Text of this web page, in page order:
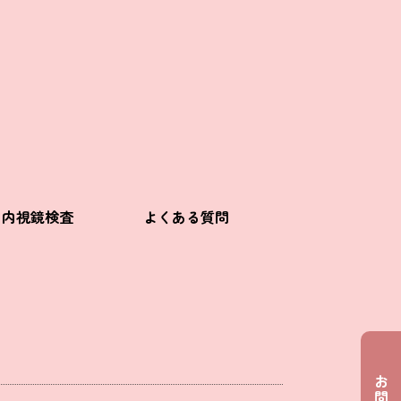
内視鏡検査 よくある質問